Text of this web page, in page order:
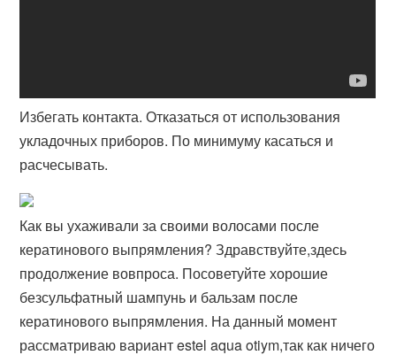
Избегать контакта. Отказаться от использования
укладочных приборов. По минимуму касаться и
расчесывать.
Как вы ухаживали за своими волосами после
кератинового выпрямления? Здравствуйте,здесь
продолжение вовпроса. Посоветуйте хорошие
безсульфатный шампунь и бальзам после
кератинового выпрямления. На данный момент
рассматриваю вариант estel aqua otiym,так как ничего